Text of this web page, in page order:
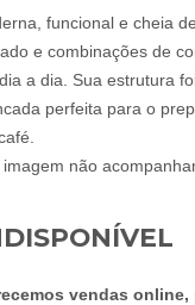
funcional e cheia
e combinações de
a dia. Sua estrutura
perfeita para o
não
vendas